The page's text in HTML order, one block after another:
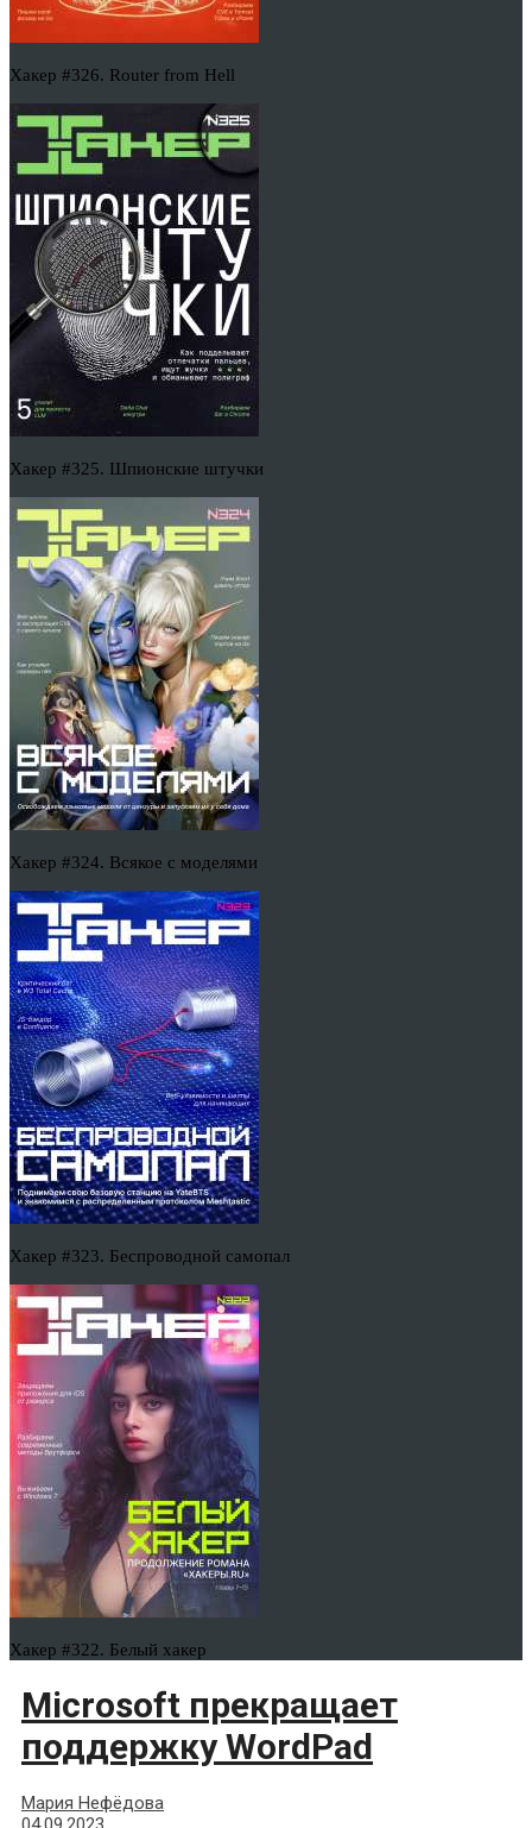
Хакер #326. Router from Hell
Хакер #325. Шпионские штучки
Хакер #324. Всякое с моделями
Хакер #323. Беспроводной самопал
Хакер #322. Белый хакер
Microsoft прекращает
поддержку WordPad
Мария Нефёдова